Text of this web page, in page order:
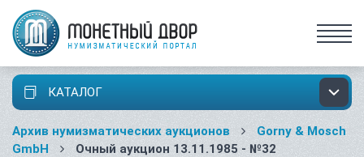
КАТАЛОГ
Архив нумизматических аукционов
Gorny & Mosch
GmbH
Очный аукцион 13.11.1985 - №32